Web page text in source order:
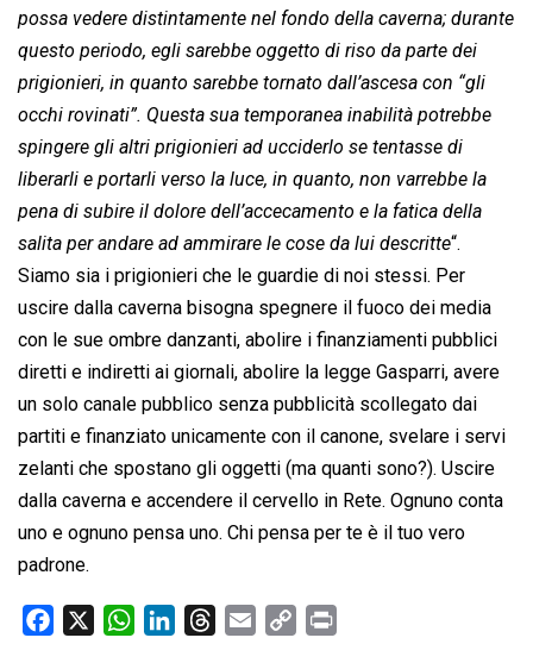
possa vedere distintamente nel fondo della caverna; durante
questo periodo, egli sarebbe oggetto di riso da parte dei
prigionieri, in quanto sarebbe tornato dall’ascesa con “gli
occhi rovinati”. Questa sua temporanea inabilità potrebbe
spingere gli altri prigionieri ad ucciderlo se tentasse di
liberarli e portarli verso la luce, in quanto, non varrebbe la
pena di subire il dolore dell’accecamento e la fatica della
salita per andare ad ammirare le cose da lui descritte“.
Siamo sia i prigionieri che le guardie di noi stessi. Per
uscire dalla caverna bisogna spegnere il fuoco dei media
con le sue ombre danzanti, abolire i finanziamenti pubblici
diretti e indiretti ai giornali, abolire la legge Gasparri, avere
un solo canale pubblico senza pubblicità scollegato dai
partiti e finanziato unicamente con il canone, svelare i servi
zelanti che spostano gli oggetti (ma quanti sono?). Uscire
dalla caverna e accendere il cervello in Rete. Ognuno conta
uno e ognuno pensa uno. Chi pensa per te è il tuo vero
padrone.
W